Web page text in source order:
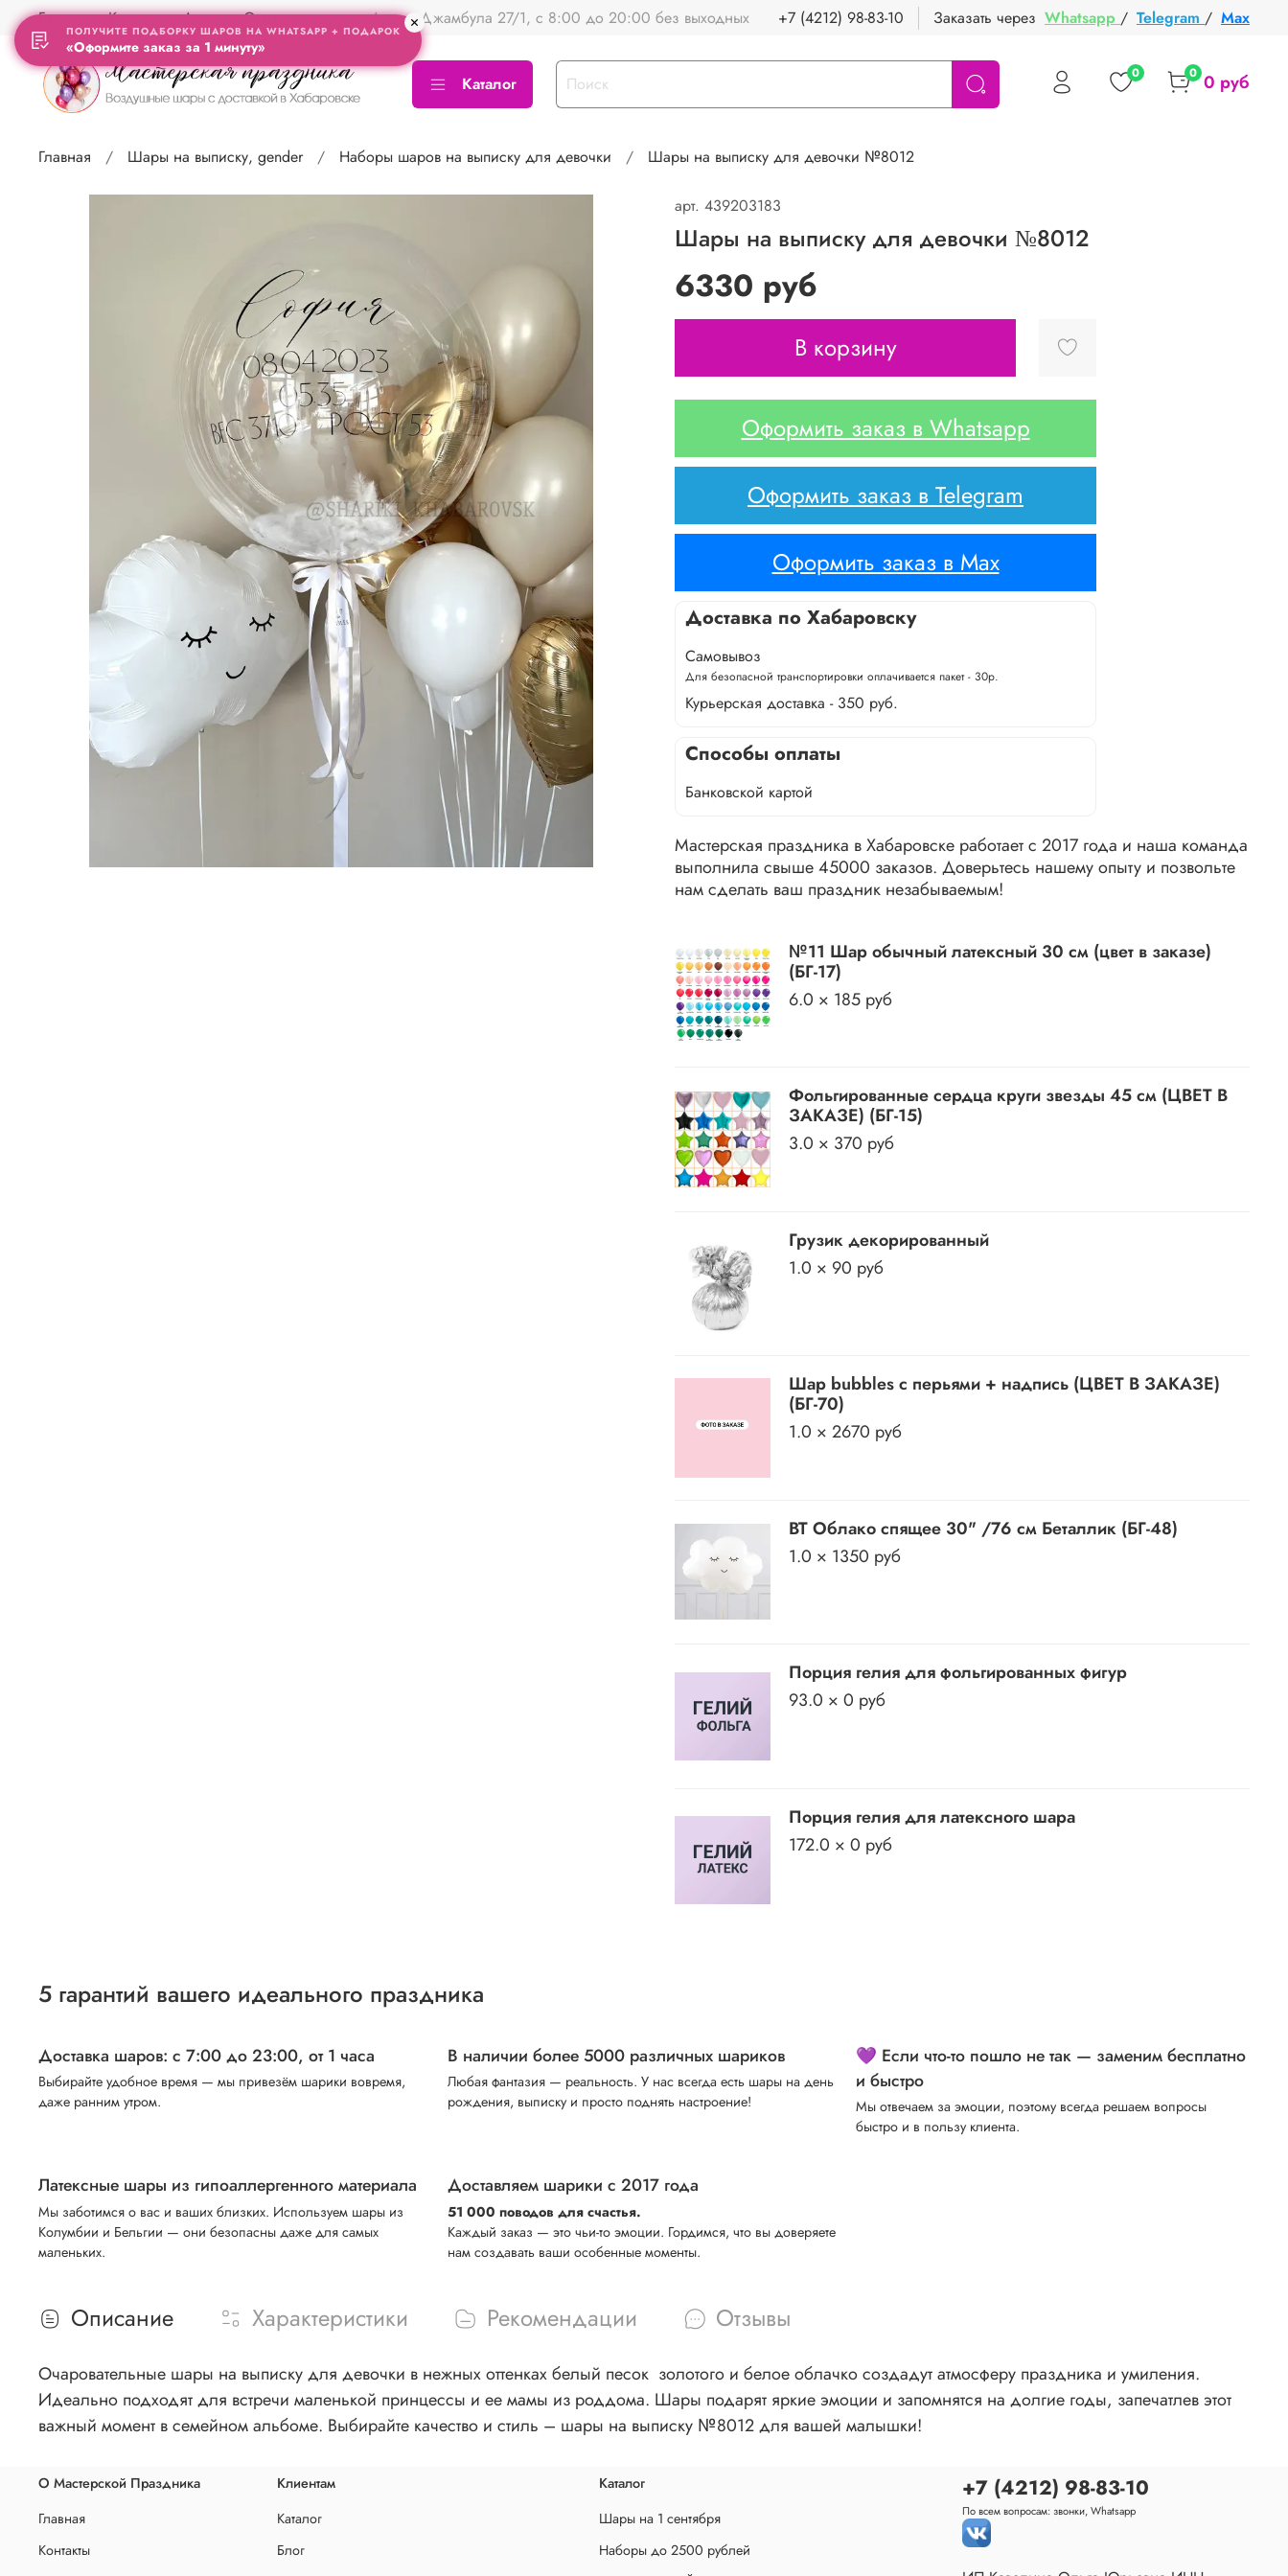
Главная Контакты Акции Отзывы Адрес Джамбула 27/1, с 8:00 до 20:00 без выходных +7 (4212) 98-83-10 Заказать через Whatsapp / Telegram / Max
Каталог 0 0 0 руб
Главная Шары на выписку, gender Наборы шаров на выписку для девочки Шары на выписку для девочки №8012
арт. 439203183
Шары на выписку для девочки №8012
6330 руб
В корзину
Оформить заказ в Whatsapp
Оформить заказ в Telegram
Оформить заказ в Max
Доставка по Хабаровску
Самовывоз
Для безопасной транспортировки оплачивается пакет - 30р.
Курьерская доставка - 350 руб.
Способы оплаты
Банковской картой
№11 Шар обычный латексный 30 см (цвет в заказе)
(БГ-17)
6.0 × 185 руб
Фольгированные сердца круги звезды 45 см (ЦВЕТ В
ЗАКАЗЕ) (БГ-15)
3.0 × 370 руб
Грузик декорированный
1.0 × 90 руб
Шар bubbles c перьями + надпись (ЦВЕТ В ЗАКАЗЕ)
(БГ-70)
1.0 × 2670 руб
BT Облако спящее 30" /76 см Беталлик (БГ-48)
1.0 × 1350 руб
Порция гелия для фольгированных фигур
93.0 × 0 руб
Порция гелия для латексного шара
172.0 × 0 руб
Мастерская праздника в Хабаровске работает с 2017 года и наша команда
выполнила свыше 45000 заказов. Доверьтесь нашему опыту и позвольте
нам сделать ваш праздник незабываемым!
5 гарантий вашего идеального праздника
Доставка шаров: с 7:00 до 23:00, от 1 часа
Выбирайте удобное время — мы привезём шарики вовремя,
даже ранним утром.
В наличии более 5000 различных шариков
Любая фантазия — реальность. У нас всегда есть шары на день
рождения, выписку и просто поднять настроение!
💜 Если что-то пошло не так — заменим бесплатно
и быстро
Мы отвечаем за эмоции, поэтому всегда решаем вопросы
быстро и в пользу клиента.
Латексные шары из гипоаллергенного материала
Мы заботимся о вас и ваших близких. Используем шары из
Колумбии и Бельгии — они безопасны даже для самых
маленьких.
Доставляем шарики с 2017 года
51 000 поводов для счастья.
Каждый заказ — это чьи-то эмоции. Гордимся, что вы доверяете
нам создавать ваши особенные моменты.
Описание Характеристики Рекомендации Отзывы
Очаровательные шары на выписку для девочки в нежных оттенках белый песок золотого и белое облачко создадут атмосферу праздника и умиления.
Идеально подходят для встречи маленькой принцессы и ее мамы из роддома. Шары подарят яркие эмоции и запомнятся на долгие годы, запечатлев этот
важный момент в семейном альбоме. Выбирайте качество и стиль – шары на выписку №8012 для вашей малышки!
О Мастерской Праздника
Главная
Контакты
Клиентам
Каталог
Блог
Каталог
Шары на 1 сентября
Наборы до 2500 рублей
+7 (4212) 98-83-10
По всем вопросам: звонки, Whatsapp
ПОЛУЧИТЕ ПОДБОРКУ ШАРОВ НА WHATSAPP + ПОДАРОК
«Оформите заказ за 1 минуту»